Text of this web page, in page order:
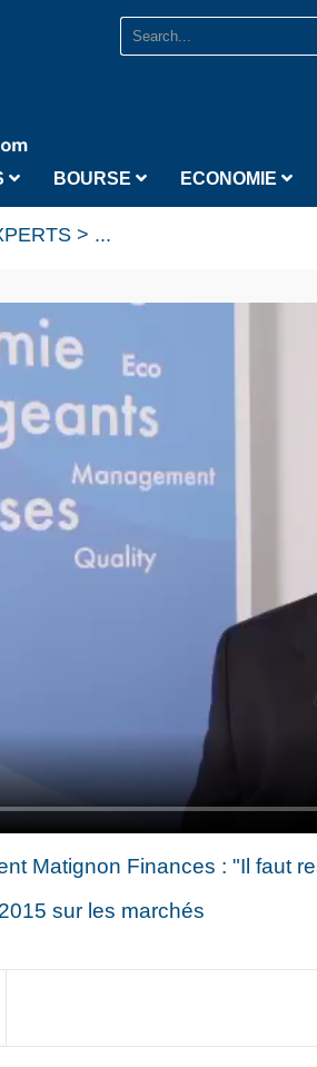
BOURSE ECONOMIE
> ...
Matignon Finances : "Il faut
sur les marchés